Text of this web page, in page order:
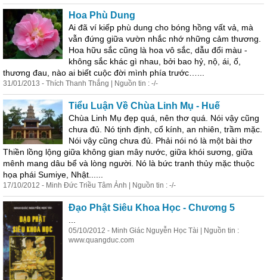
Hoa Phù Dung
Ai đã ví kiếp phù dung cho bóng hồng vất vả, mà
vẫn đứng giữa vườn nhắc nhớ những cảm thương.
Hoa hữu sắc cũng là hoa vô sắc, dẫu đổi màu -
không sắc khác gì nhau, bởi bao hỷ, nộ, ái, ố,
thương đau, nào ai biết cuộc đời mình phía trước…...
31/01/2013 - Thích Thanh Thắng | Nguồn tin : -/-
Tiểu Luận Về Chùa Linh Mụ - Huế
Chùa Linh Mụ đẹp quá, nên thơ quá. Nói vậy cũng
chưa đủ. Nó tịnh định, cổ kính, an nhiên, trầm mặc.
Nói vậy cũng chưa đủ. Phải nói nó là một bài thơ
Thiền lồng lộng giữa không gian mây nước, giữa khói sương, giữa
mênh mang dâu bể và lòng người. Nó là bức tranh thủy mặc thuộc
họa phái Sumiye, Nhật......
17/10/2012 - Minh Đức Triều Tâm Ảnh | Nguồn tin : -/-
Đạo Phật Siêu Khoa Học - Chương 5
05/10/2012 - Minh Giác Nguyễn Học Tài | Nguồn tin :
www.quangduc.com